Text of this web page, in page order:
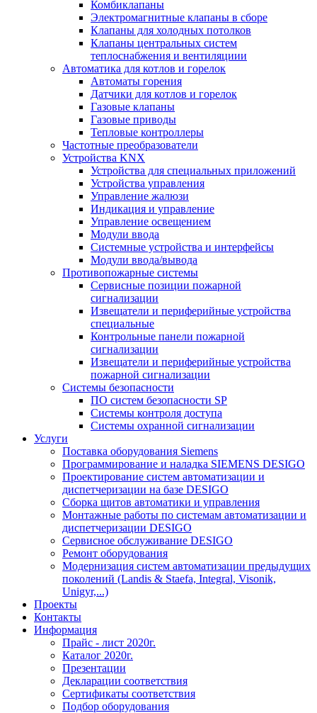
Комбиклапаны
Электромагнитные клапаны в сборе
Клапаны для холодных потолков
Клапаны центральных систем
теплоснабжения и вентиляциии
Автоматика для котлов и горелок
Автоматы горения
Датчики для котлов и горелок
Газовые клапаны
Газовые приводы
Тепловые контроллеры
Частотные преобразователи
Устройства KNX
Устройства для специальных приложений
Устройства управления
Управление жалюзи
Индикация и управление
Управление освещением
Модули ввода
Системные устройства и интерфейсы
Модули ввода/вывода
Противопожарные системы
Сервисные позиции пожарной
сигнализации
Извещатели и периферийные устройства
специальные
Контрольные панели пожарной
сигнализации
Извещатели и периферийные устройства
пожарной сигнализации
Системы безопасности
ПО систем безопасности SP
Системы контроля доступа
Системы охранной сигнализации
Услуги
Поставка оборудования Siemens
Программирование и наладка SIEMENS DESIGO
Проектирование систем автоматизации и
диспетчеризации на базе DESIGO
Сборка щитов автоматики и управления
Монтажные работы по системам автоматизации и
диспетчеризации DESIGO
Сервисное обслуживание DESIGO
Ремонт оборудования
Модернизация систем автоматизации предыдущих
поколений (Landis & Staefa, Integral, Visonik,
Unigyr,...)
Проекты
Контакты
Информация
Прайс - лист 2020г.
Каталог 2020г.
Презентации
Декларации соответствия
Сертификаты соответствия
Подбор оборудования